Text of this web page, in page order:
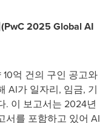
2025 Global AI
억 건의 구인 공고와
AI가 일자리, 임금, 기
. 이 보고서는 2024년
서를 포함하고 있어 AI